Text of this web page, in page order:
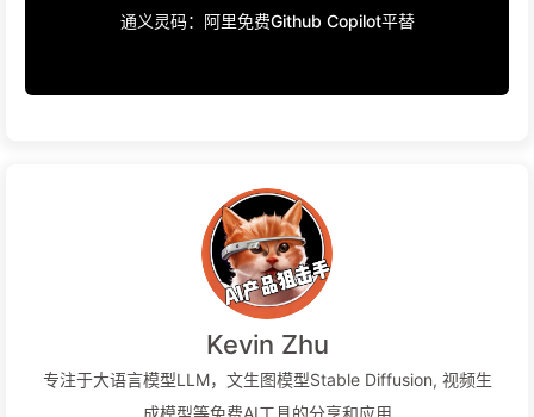
通义灵码：阿里免费Github Copilot平替
Kevin Zhu
专注于大语言模型LLM，文生图模型Stable Diffusion, 视频生